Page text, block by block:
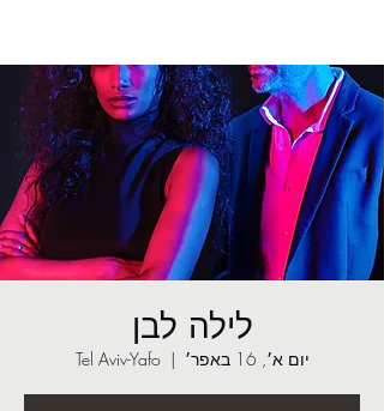
לילה לבן
יום א׳, 16 באפר׳
  |
Tel Aviv-Yafo